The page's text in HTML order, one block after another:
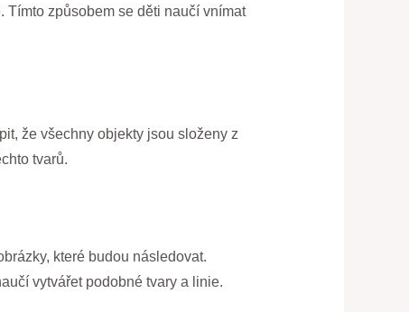
Tímto způsobem se děti naučí vnímat
že všechny objekty jsou složeny z
tvarů.
které budou následovat.
vytvářet podobné tvary a linie.